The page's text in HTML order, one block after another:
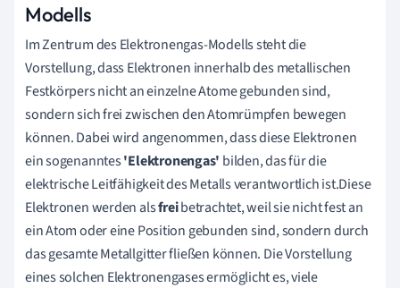
Modells
Im Zentrum des Elektronengas-Modells steht die
Vorstellung, dass Elektronen innerhalb des metallischen
Festkörpers nicht an einzelne Atome gebunden sind,
sondern sich frei zwischen den Atomrümpfen bewegen
können. Dabei wird angenommen, dass diese Elektronen
ein sogenanntes'Elektronengas' bilden, das für die
elektrische Leitfähigkeit des Metalls verantwortlich ist.Diese
Elektronen werden alsfreibetrachtet, weil sie nicht fest an
ein Atom oder eine Position gebunden sind, sondern durch
das gesamte Metallgitter fließen können. Die Vorstellung
eines solchen Elektronengases ermöglicht es, viele